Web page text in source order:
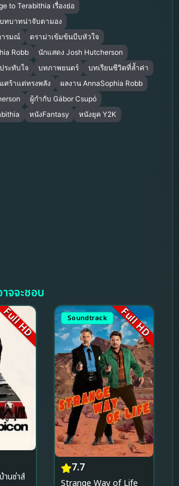
to Terabithia เรื่องย่อ
ทบาทน่าจับตามอง
ารมณ์
ดราม่าเข้มข้นบีบหัวใจ
Robb
นักแสดง Josh Hutcherson
ระทับใจ
บทภาพยนตร์
บทเรียนชีวิตที่ล้ำค่า
ศร้าแต่ทรงพลัง
ผลงาน AnnaSophia Robb
ผู้กำกับ Gábor Csupó
หนังFantasy หนังยุค Y2K
จจะชอบ
Full HD Soundtrack Full HD
7.7
Strange Way of Life